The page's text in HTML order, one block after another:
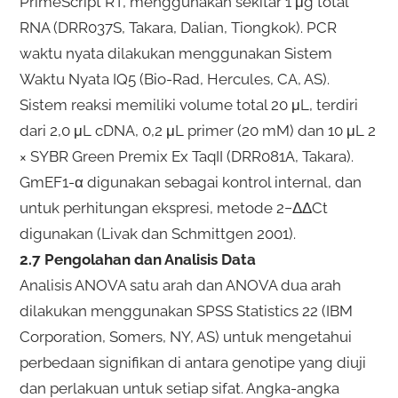
RNA (DRR037S, Takara, Dalian, Tiongkok). PCR
waktu nyata dilakukan menggunakan Sistem
Waktu Nyata IQ5 (Bio-Rad, Hercules, CA, AS).
Sistem reaksi memiliki volume total 20 μL, terdiri
dari 2,0 μL cDNA, 0,2 μL primer (20 mM) dan 10 μL 2
× SYBR Green Premix Ex TaqII (DRR081A, Takara).
GmEF1-α digunakan sebagai kontrol internal, dan
untuk perhitungan ekspresi, metode 2−ΔΔCt
digunakan (Livak dan Schmittgen 2001).
2.7 Pengolahan dan Analisis Data
Analisis ANOVA satu arah dan ANOVA dua arah
dilakukan menggunakan SPSS Statistics 22 (IBM
Corporation, Somers, NY, AS) untuk mengetahui
perbedaan signifikan di antara genotipe yang diuji
dan perlakuan untuk setiap sifat. Angka-angka